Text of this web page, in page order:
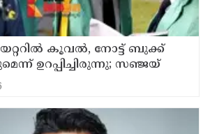
കൂവല്‍, നോട്ട് ബുക്ക്
ഉറപ്പിച്ചിരുന്നു; സഞ്ജയ്